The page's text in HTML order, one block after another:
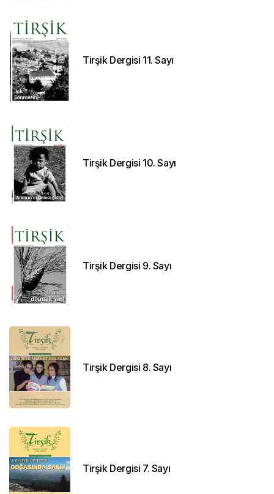
Tirşik Dergisi 11. Sayı
Tirşik Dergisi 10. Sayı
Tirşik Dergisi 9. Sayı
Tirşik Dergisi 8. Sayı
Tirşik Dergisi 7. Sayı